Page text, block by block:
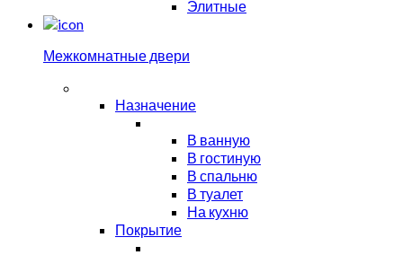
Элитные
Межкомнатные двери
Назначение
В ванную
В гостиную
В спальню
В туалет
На кухню
Покрытие